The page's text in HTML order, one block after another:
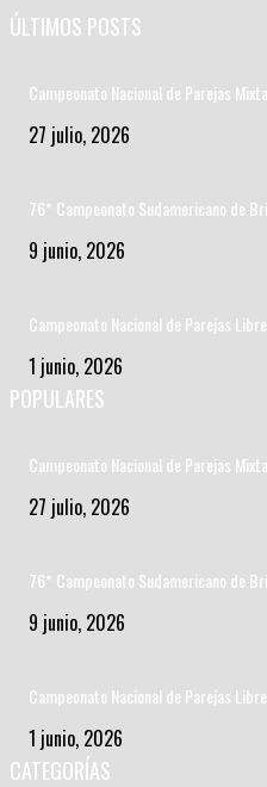
ÚLTIMOS POSTS
Campeonato Nacional de Parejas
27 julio, 2026
76* Campeonato Sudamericano de
9 junio, 2026
Campeonato Nacional de Parejas
1 junio, 2026
POPULARES
Campeonato Nacional de Parejas
27 julio, 2026
76* Campeonato Sudamericano de
9 junio, 2026
Campeonato Nacional de Parejas
1 junio, 2026
CATEGORÍAS